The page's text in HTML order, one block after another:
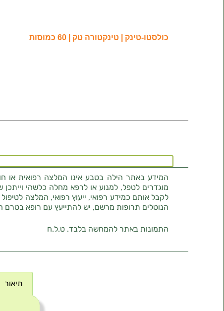
כולסטו-טינק | טינקטורה טק | 60 כמוסות
המידע באתר הילה בטבע אינו המלצה רפואית או
מוגדרים לטפל, למנוע או לרפא מחלה כלשהי וייתכן
לקבל אותם כמידע רפואי, ייעוץ רפואי, המלצה
הנוטלים תרופות מרשם, יש להתייעץ עם רופא
התמונות באתר להמחשה בלבד. ט.ל.ח
תיאור